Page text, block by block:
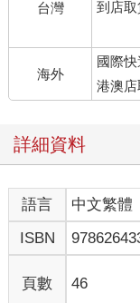
台灣
到店取
海外
國際
港澳店
詳細資料
語言 中文繁體
ISBN
頁數 46